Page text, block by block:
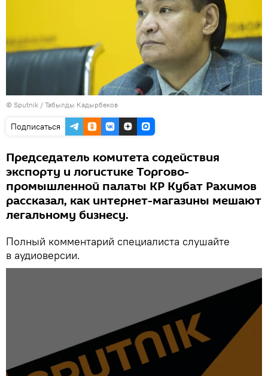
© Sputnik / Табылды Кадырбеков
Подписаться
Председатель комитета содействия
экспорту и логистике Торгово-
промышленной палаты КР Кубат Рахимов
рассказал, как интернет-магазины мешают
легальному бизнесу.
Полный комментарий специалиста слушайте
в аудиоверсии.